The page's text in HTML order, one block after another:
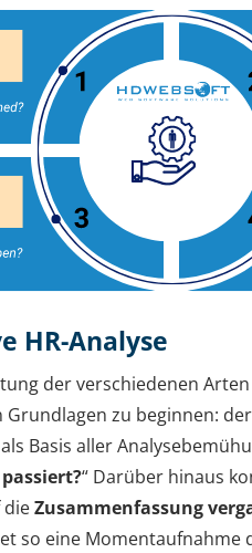
HR-Analyse
der verschiedenen
zu beginnen:
Basis aller
“ Darüber hinaus
dieZusammenfassung
so eine Momentaufnahme